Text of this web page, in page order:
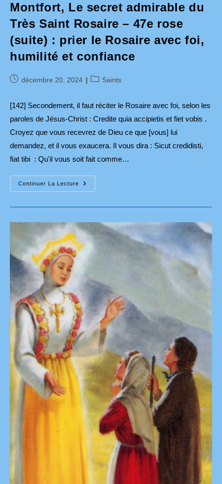
Montfort, Le secret admirable du
Très Saint Rosaire – 47e rose
(suite) : prier le Rosaire avec foi,
humilité et confiance
Publication
décembre 20, 2024
PostSaints
[142] Secondement, il faut réciter le Rosaire avec foi, selon les
paroles de Jésus-Christ : Credite quia accipietis et fiet vobis .
Croyez que vous recevrez de Dieu ce que [vous] lui
demandez, et il vous exaucera. Il vous dira : Sicut credidisti,
fiat tibi : Qu'il vous soit fait comme…
Continuer La Lecture
St
Louis-
Grignion
Le
Secret
Admirable
Du
Très
Rosaire
47e
Rose
(suite)
:
Prier
Le
Rosaire
Avec
Foi,
Humilité
Et
Confiance